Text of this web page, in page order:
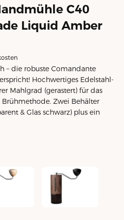
C40
Liquid Amber
– die robuste Comandante
Hochwertiges Edelstahl-
Mahlgrad (gerastert) für das
Zwei Behälter
& Glas schwarz) plus ein